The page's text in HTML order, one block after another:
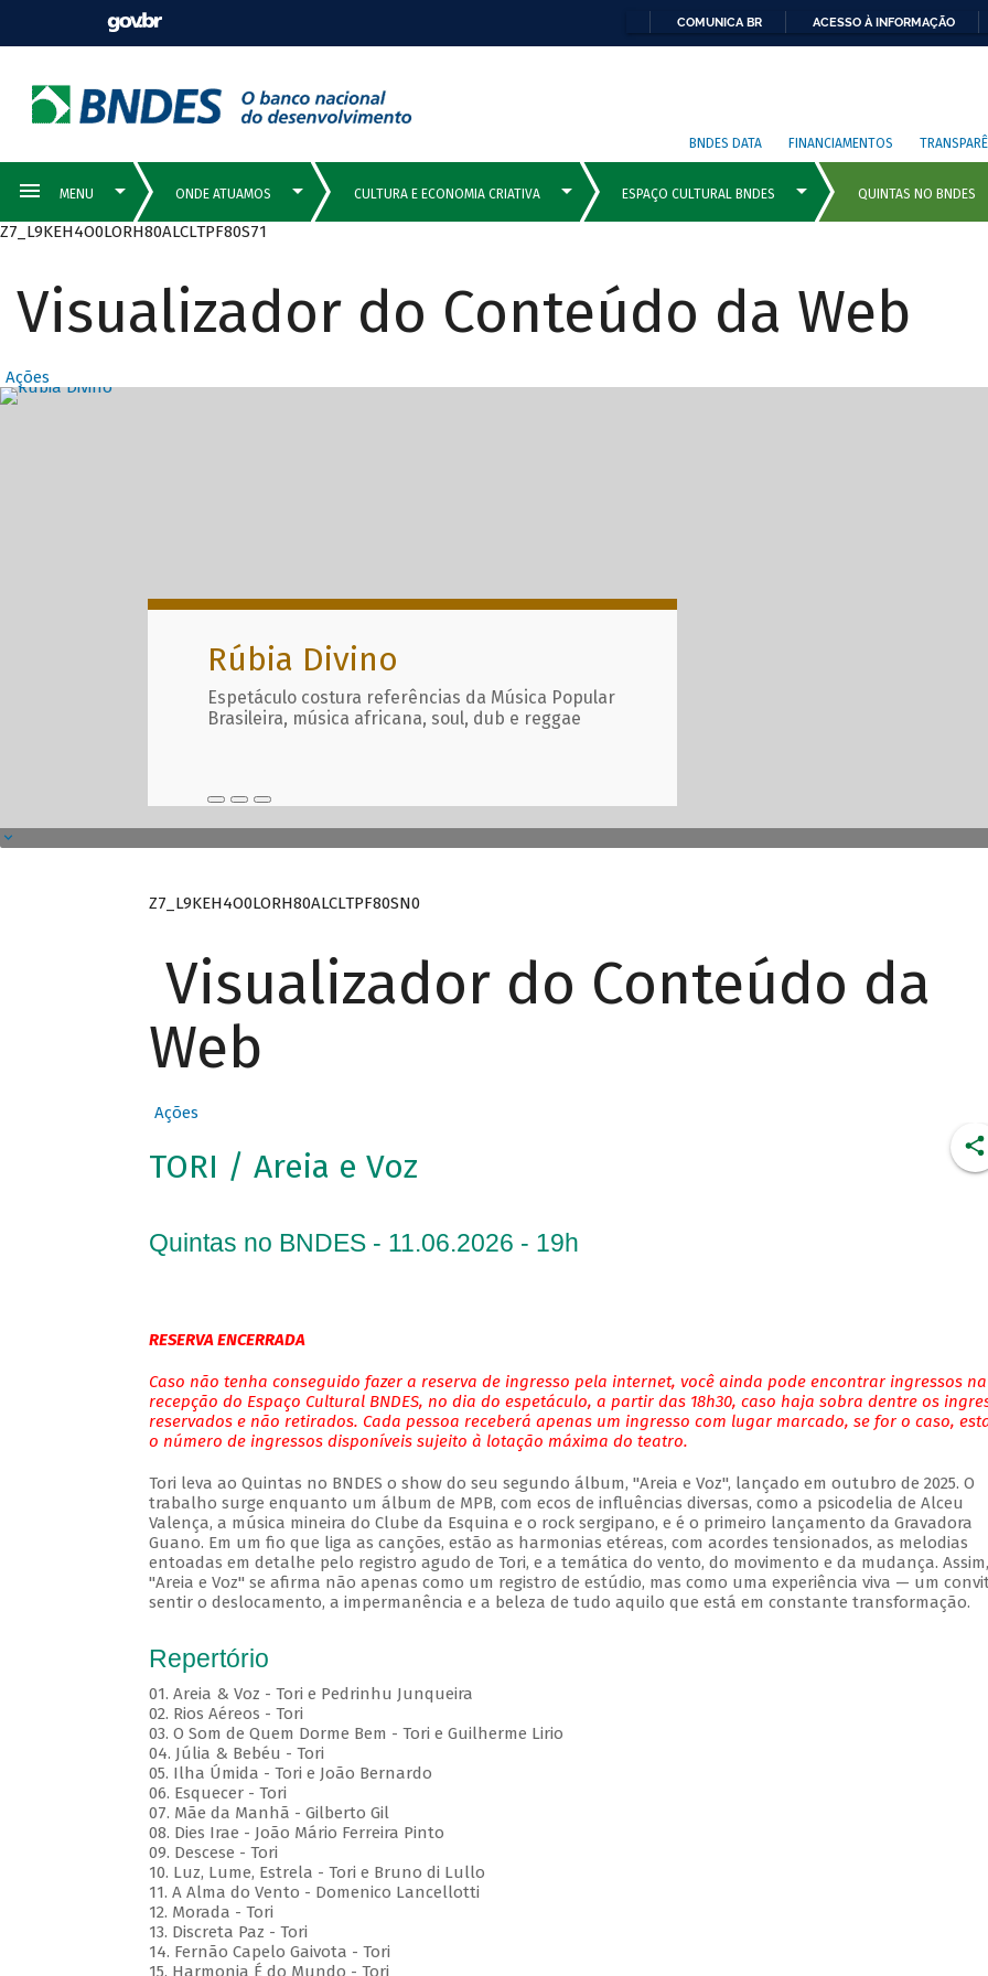
COMUNICA BR ACESSO À INFORMAÇÃO
BNDES DATA FINANCIAMENTOS
Z7_L9KEH4O0LORH80ALCLTPF80S71
Visualizador do Conteúdo da Web
Ações
Destaques Principais com
Rúbia Divino
Espetáculo costura referências da Música Popular
Brasileira, música africana, soul, dub e reggae
Z7_L9KEH4O0LORH80ALCLTPF80SN0
Visualizador do Conteúdo da
Web
Ações
TORI / Areia e Voz
Quintas no BNDES - 11.06.2026 - 19h
RESERVA ENCERRADA
Caso não tenha conseguido fazer a reserva de ingresso pela internet, você ainda pode encontrar ingressos na
recepção do Espaço Cultural BNDES, no dia do espetáculo, a partir das 18h30, caso haja sobra dentre os
reservados e não retirados. Cada pessoa receberá apenas um ingresso com lugar marcado, se for o caso,
o número de ingressos disponíveis sujeito à lotação máxima do teatro.
Tori leva ao Quintas no BNDES o show do seu segundo álbum, "Areia e Voz", lançado em outubro de 2025. O
trabalho surge enquanto um álbum de MPB, com ecos de influências diversas, como a psicodelia de Alceu
Valença, a música mineira do Clube da Esquina e o rock sergipano, e é o primeiro lançamento da Gravadora
Guano. Em um fio que liga as canções, estão as harmonias etéreas, com acordes tensionados, as melodias
entoadas em detalhe pelo registro agudo de Tori, e a temática do vento, do movimento e da mudança. Assim,
"Areia e Voz" se afirma não apenas como um registro de estúdio, mas como uma experiência viva — um
sentir o deslocamento, a impermanência e a beleza de tudo aquilo que está em constante transformação.
Repertório
01. Areia & Voz - Tori e Pedrinhu Junqueira
02. ⁠Rios Aéreos - Tori
03. O Som de Quem Dorme Bem - Tori e Guilherme Lirio
04. Júlia & Bebéu - Tori
05. Ilha Úmida - Tori e João Bernardo
06. Esquecer - Tori
07. Mãe da Manhã - Gilberto Gil
08. Dies Irae - João Mário Ferreira Pinto
09. Descese - Tori
10. Luz, Lume, Estrela - Tori e Bruno di Lullo
11. A Alma do Vento - Domenico Lancellotti
12. Morada - Tori
13. Discreta Paz - Tori
14. Fernão Capelo Gaivota - Tori